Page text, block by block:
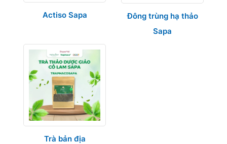
Actiso Sapa
Đông trùng hạ thảo
Sapa
Trà bản địa